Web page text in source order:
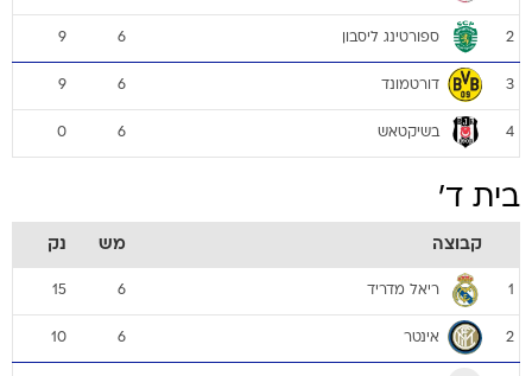
2 ספורטינג ליסבון 6
9
3 דורטמונד 6
9
4 בשיקטאש 6
0
בית ד'
קבוצה מש נק
1 ריאל מדריד 6
15
2 אינטר 6
10